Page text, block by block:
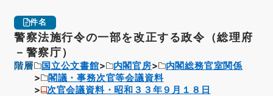
件名
警察法施行令の一部を改正する政令（総理府
－警察庁）
階層 国立公文書館 内閣官房
内閣総務官室関係
閣議・事務次官等会議資料
次官会議資料・昭和３３年９月１８日